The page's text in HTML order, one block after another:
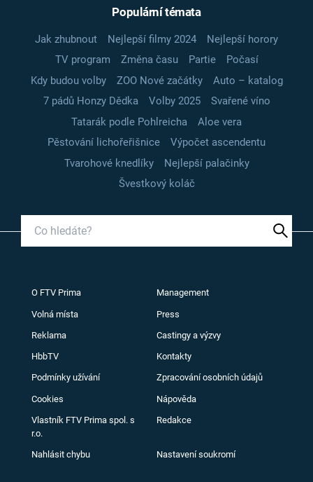
Populární témata
Jak zhubnout Nejlepší filmy 2024
Nejlepší horory
TV program
Změna času Partie
Počasí
Kdy budou volby
ZOO Nové začátky
Auto – katalog
7 pádů Honzy Dědka
Volby 2025
Svařené víno
Tatarák podle Pohlreicha
Aloe vera
Pěstování lichořeřišnice
Výpočet ascendentu
Tvarohové knedlíky
Nejlepší palačinky
Švestkový koláč
O FTV Prima Management
Volná místa Press
Reklama Castingy a výzvy
HbbTV Kontakty
Podmínky užívání Zpracování osobních údajů
Cookies Nápověda
Vlastník FTV Prima spol. s
r.o.
Redakce
Nahlásit chybu Nastavení soukromí